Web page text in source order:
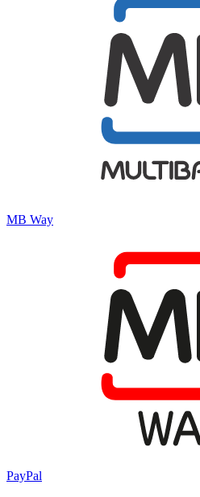
MB Way
PayPal